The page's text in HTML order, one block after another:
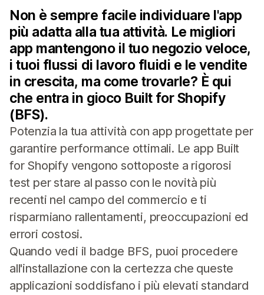
Non è sempre facile individuare l'app
più adatta alla tua attività. Le migliori
app mantengono il tuo negozio veloce,
i tuoi flussi di lavoro fluidi e le vendite
in crescita, ma come trovarle? È qui
che entra in gioco Built for Shopify
(BFS).
Potenzia la tua attività con app progettate per
garantire performance ottimali. Le app Built
for Shopify vengono sottoposte a rigorosi
test per stare al passo con le novità più
recenti nel campo del commercio e ti
risparmiano rallentamenti, preoccupazioni ed
errori costosi.
Quando vedi il badge BFS, puoi procedere
all'installazione con la certezza che queste
applicazioni soddisfano i più elevati standard